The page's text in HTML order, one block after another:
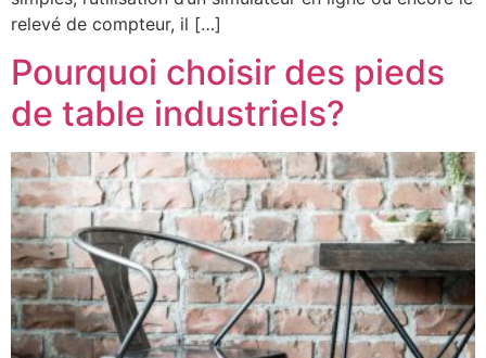
relevé de compteur, il […]
Pourquoi choisir des pieds
de table industriels?